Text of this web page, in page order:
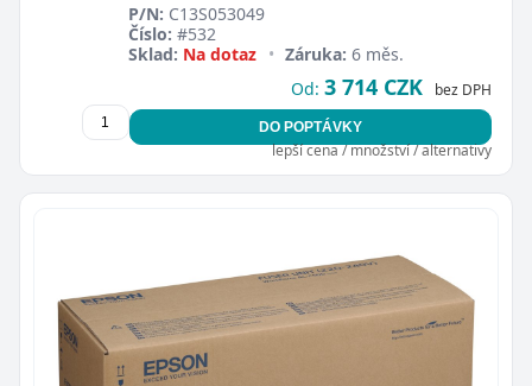
P/N: C13S053049
Číslo: #532
Sklad: Na dotaz • Záruka: 6 měs.
Od: 3 714 CZK bez DPH
DO POPTÁVKY
lepší cena / množství / alternativy